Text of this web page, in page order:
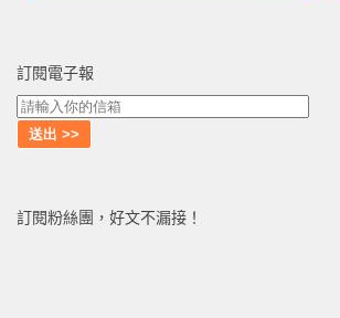
訂閱電子報
訂閱粉絲團，好文不漏接！